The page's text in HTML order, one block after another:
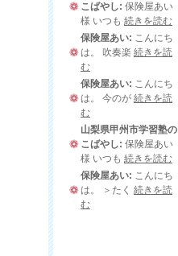
こばやし: 保険屋あい
様 いつも 続きを読む
保険屋あい: こんにち
は。 吹奏楽 続きを読
む
保険屋あい: こんにち
は。 今のが 続きを読
む
山梨県甲州市学習塾の
こばやし: 保険屋あい
様 いつも 続きを読む
保険屋あい: こんにち
は。 ＞たく 続きを読
む